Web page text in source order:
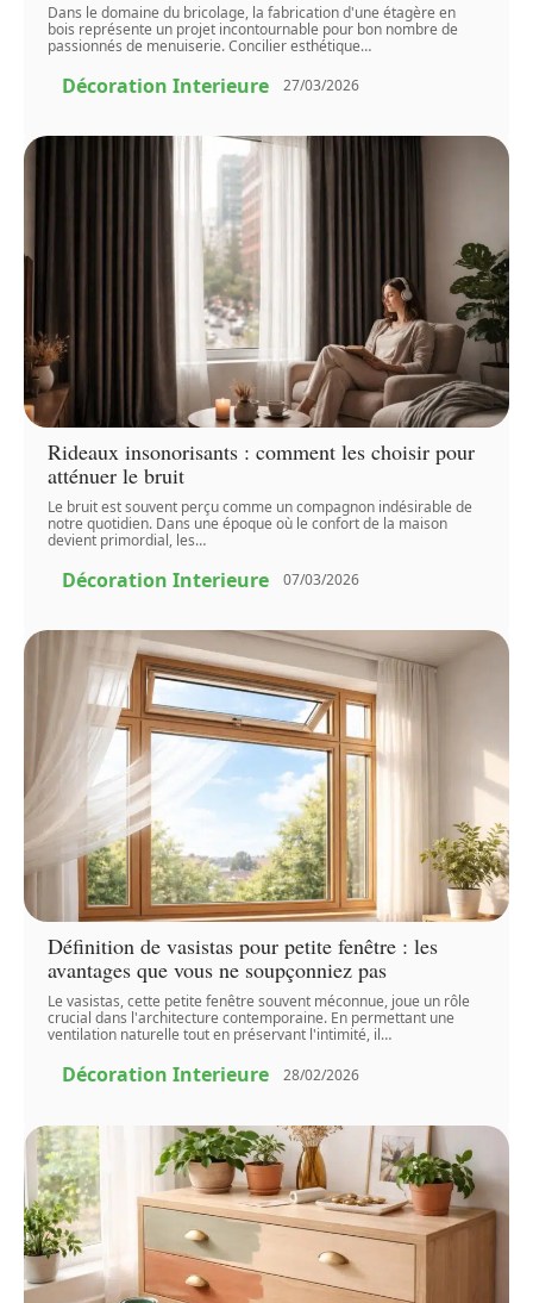
Dans le domaine du bricolage, la fabrication d'une étagère en
bois représente un projet incontournable pour bon nombre de
passionnés de menuiserie. Concilier esthétique…
Décoration Interieure 27/03/2026
Rideaux insonorisants : comment les choisir pour
atténuer le bruit
Le bruit est souvent perçu comme un compagnon indésirable de
notre quotidien. Dans une époque où le confort de la maison
devient primordial, les…
Décoration Interieure 07/03/2026
Définition de vasistas pour petite fenêtre : les
avantages que vous ne soupçonniez pas
Le vasistas, cette petite fenêtre souvent méconnue, joue un rôle
crucial dans l'architecture contemporaine. En permettant une
ventilation naturelle tout en préservant l'intimité, il…
Décoration Interieure 28/02/2026